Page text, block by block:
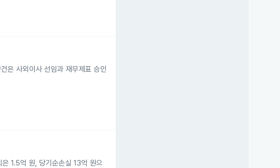
은 사외이사 선임과 재무제표 승인
1.5억 원, 당기순손실 13억 원으